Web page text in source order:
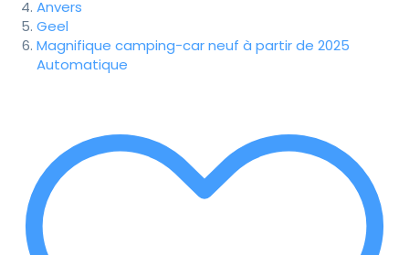
Anvers
Geel
Magnifique camping-car neuf à partir de 2025
Automatique